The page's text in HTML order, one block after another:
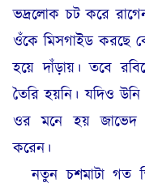
ভদ্রলোক চট করে
ওঁকে মিসগাইড করছে
হয়ে দাঁড়ায়। তবে
তৈরি হয়নি। যদিও
ওর মনে হয় জাভেদ
করেন।
নতুন চশমাটা গত